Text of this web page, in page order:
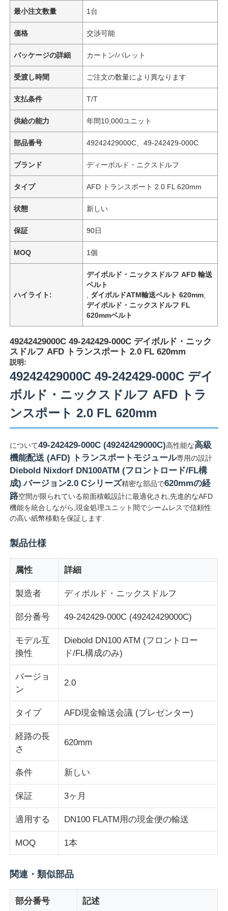
ホーム
製品
ビデオ
企業情報
会社案内
品質管理
お問い合わせ
ニュース
すべての場合
見積依頼
最小注文数量 1台
価格 交渉可能
パッケージの詳細 カートン/パレット
受渡し時間 ご注文の数量により異なります
支払条件 T/T
供給の能力 年間10,000ユニット
部品番号 49242429000C、49-242429-000C
ブランド ディーボルド・ニクスドルフ
タイプ AFD トランスポート 2.0 FL 620mm
状態 新しい
保証 90日
MOQ 1個
ハイライト:
デイボルド・ニックスドルフ AFD 輸送
ベルト
ダイボルドATM輸送ベルト 620mm
デイボルド・ニックスドルフ FL
620mmベルト
49242429000C 49-242429-000C デイボルド・ニック
スドルフ AFD トランスポート 2.0 FL 620mm
説明:
49242429000C 49-242429-000C デイ
ボルド・ニックスドルフ AFD トラ
ンスポート 2.0 FL 620mm
について49-242429-000C (49242429000C)高性能な高級
機能配送 (AFD) トランスポートモジュール専用の設計
Diebold Nixdorf DN100ATM (フロントロード/FL構
成) .バージョン2.0 Cシリーズ精密な部品で620mmの経
路空間が限られている前面積載設計に最適化され,先進的なAFD
機能を統合しながら,現金処理ユニット間でシームレスで信頼性
の高い紙幣移動を保証します.
製品仕様
属性 詳細
製造者 ディボルド・ニックスドルフ
部分番号 49-242429-000C (49242429000C)
モデル互
換性
Diebold DN100 ATM (フロントロー
ド/FL構成のみ)
バージョ
ン
2.0
タイプ AFD現金輸送会議 (プレゼンター)
経路の長
さ
620mm
条件 新しい
保証 3ヶ月
適用する DN100 FLATM用の現金便の輸送
MOQ 1本
関連・類似部品
部分番号 記述